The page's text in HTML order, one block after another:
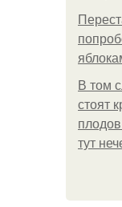
В том
стоят
тут